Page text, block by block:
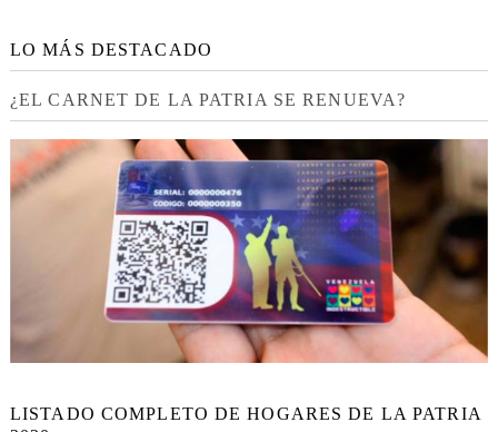
LO MÁS DESTACADO
¿EL CARNET DE LA PATRIA SE RENUEVA?
LISTADO COMPLETO DE HOGARES DE LA PATRIA